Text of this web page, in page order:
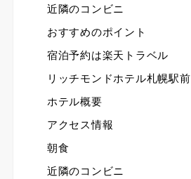
近隣のコンビニ
おすすめのポイント
宿泊予約は楽天トラベル
リッチモンドホテル札幌駅前
ホテル概要
アクセス情報
朝食
近隣のコンビニ